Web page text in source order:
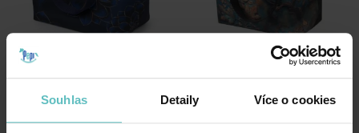
Souhlas Detaily Více o cookies
Městská taška A4 – Peony
Městská taška A4 – Gold